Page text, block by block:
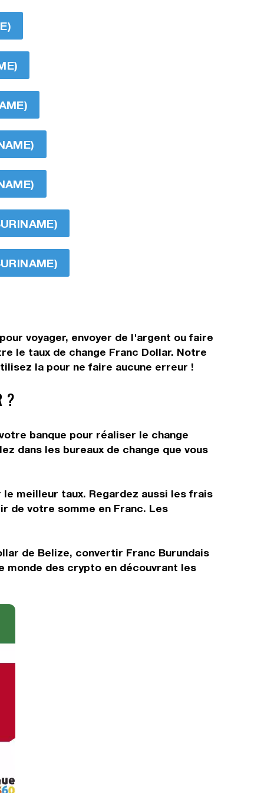
voyager, envoyer de l'argent ou faire
le taux de change Franc Dollar. Notre
la pour ne faire aucune erreur !
?
banque pour réaliser le change
dans les bureaux de change que vous
meilleur taux. Regardez aussi les frais
de votre somme en Franc. Les
de Belize, convertir Franc Burundais
monde des crypto en découvrant les